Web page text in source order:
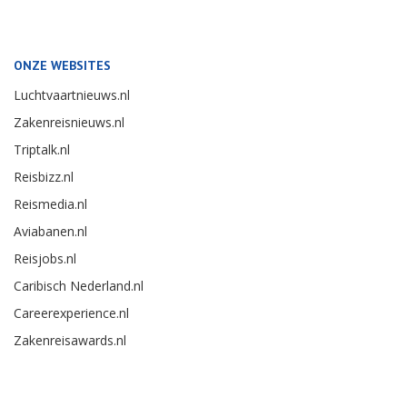
ONZE WEBSITES
Luchtvaartnieuws.nl
Zakenreisnieuws.nl
Triptalk.nl
Reisbizz.nl
Reismedia.nl
Aviabanen.nl
Reisjobs.nl
Caribisch Nederland.nl
Careerexperience.nl
Zakenreisawards.nl